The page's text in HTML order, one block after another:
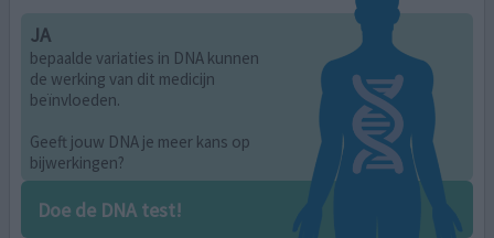
JA
bepaalde variaties in DNA kunnen
de werking van dit medicijn
beïnvloeden.
Geeft jouw DNA je meer kans op
bijwerkingen?
Doe de DNA test!